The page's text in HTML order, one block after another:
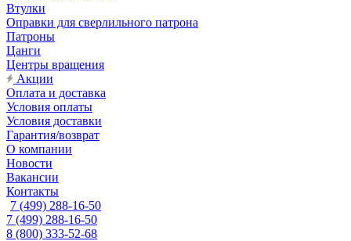
Втулки
Оправки для сверлильного патрона
Патроны
Цанги
Центры вращения
Акции
Оплата и доставка
Условия оплаты
Условия доставки
Гарантия/возврат
О компании
Новости
Вакансии
Контакты
7 (499) 288-16-50
7 (499) 288-16-50
8 (800) 333-52-68